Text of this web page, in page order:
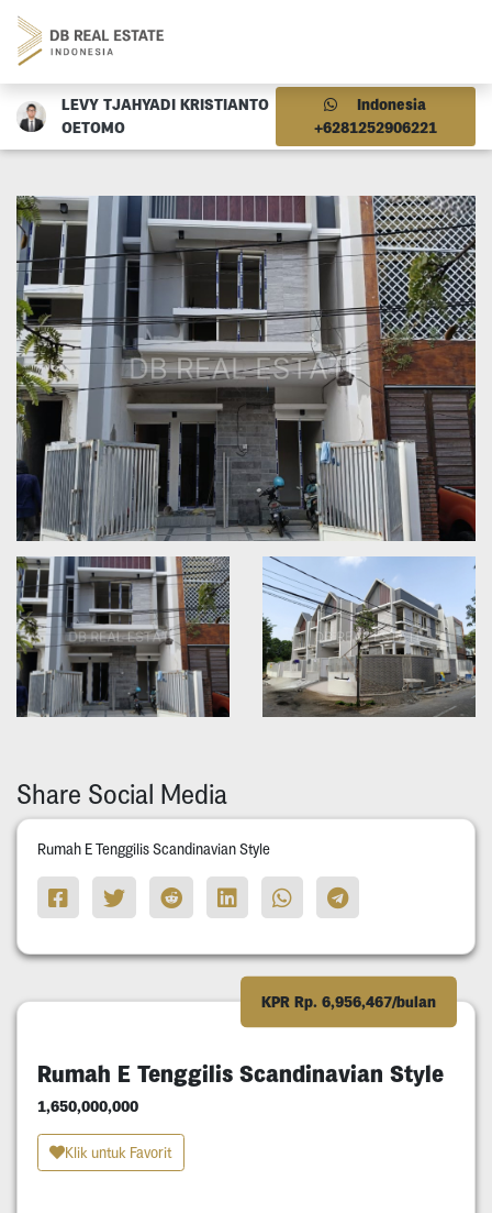
LEVY TJAHYADI KRISTIANTO
OETOMO
Indonesia
+6281252906221
Share Social Media
Rumah E Tenggilis Scandinavian Style
KPR Rp. 6,956,467/bulan
Rumah E Tenggilis Scandinavian Style
1,650,000,000
Klik untuk Favorit